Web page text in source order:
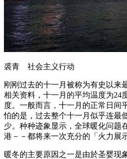
裘青 社会主义行动
刚刚过去的十一月被称为有史以来
相关资料，十一月的平均温度为24
度。一般而言，十一月的正常日间
怕的是，过去整个十一月似乎连最
少。种种迹象显示，全球暖化问题
港－－都将来一次充分的「火力展
暖冬的主要原因之一是由於圣婴现